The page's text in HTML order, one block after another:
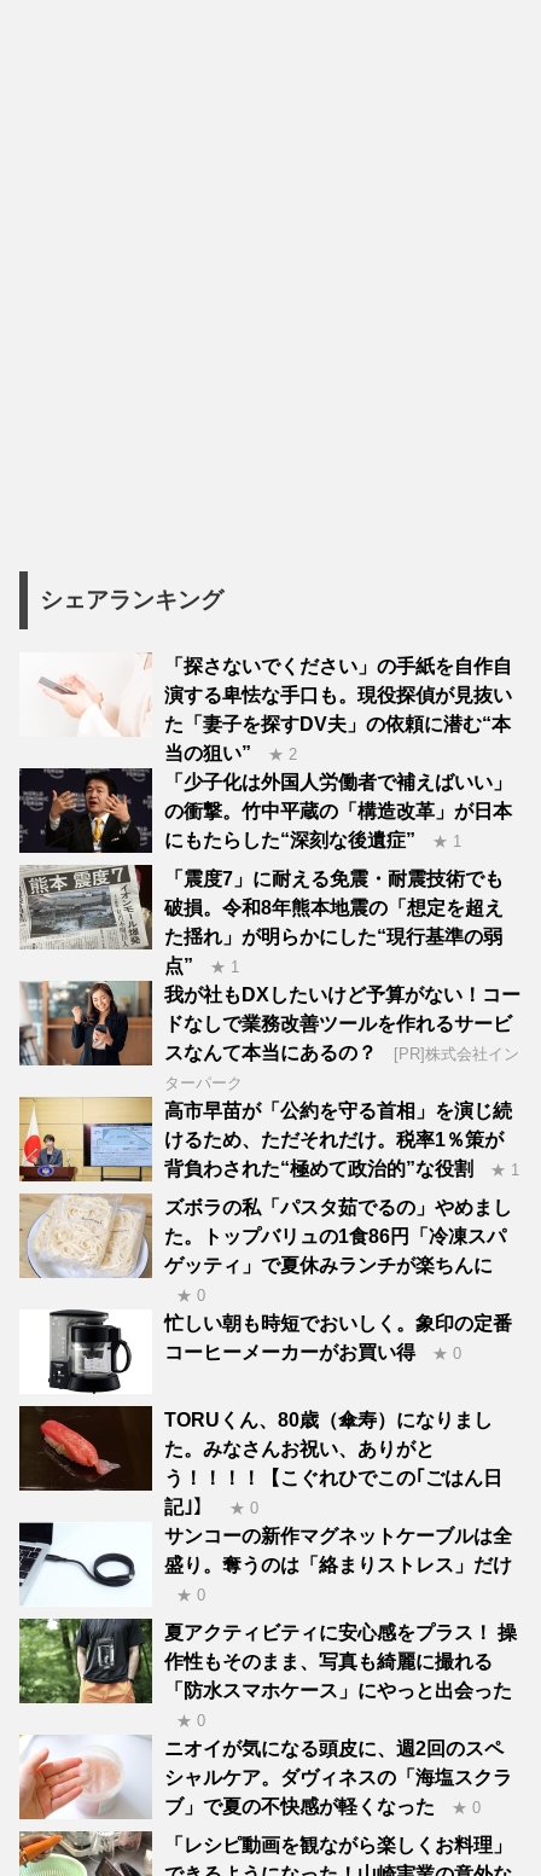
シェアランキング
「探さないでください」の手紙を自作自
演する卑怯な手口も。現役探偵が見抜い
た「妻子を探すDV夫」の依頼に潜む“本
当の狙い”
★ 2
「少子化は外国人労働者で補えばいい」
の衝撃。竹中平蔵の「構造改革」が日本
にもたらした“深刻な後遺症”
★ 1
「震度7」に耐える免震・耐震技術でも
破損。令和8年熊本地震の「想定を超え
た揺れ」が明らかにした“現行基準の弱
点”
★ 1
我が社もDXしたいけど予算がない！コー
ドなしで業務改善ツールを作れるサービ
スなんて本当にあるの？
[PR]株式会社イン
ターパーク
高市早苗が「公約を守る首相」を演じ続
けるため、ただそれだけ。税率1％策が
背負わされた“極めて政治的”な役割
★ 1
ズボラの私「パスタ茹でるの」やめまし
た。トップバリュの1食86円「冷凍スパ
ゲッティ」で夏休みランチが楽ちんに
★ 0
忙しい朝も時短でおいしく。象印の定番
コーヒーメーカーがお買い得
★ 0
TORUくん、80歳（傘寿）になりまし
た。みなさんお祝い、ありがと
う！！！！【こぐれひでこの｢ごはん日
記｣】
★ 0
サンコーの新作マグネットケーブルは全
盛り。奪うのは「絡まりストレス」だけ
★ 0
夏アクティビティに安心感をプラス！ 操
作性もそのまま、写真も綺麗に撮れる
「防水スマホケース」にやっと出会った
★ 0
ニオイが気になる頭皮に、週2回のスペ
シャルケア。ダヴィネスの「海塩スクラ
ブ」で夏の不快感が軽くなった
★ 0
「レシピ動画を観ながら楽しくお料理」